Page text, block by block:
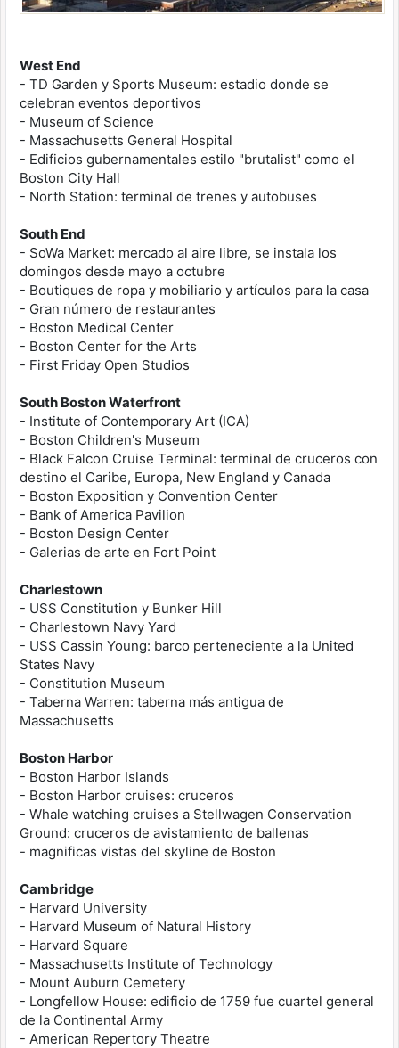
West End
- TD Garden y Sports Museum: estadio donde se
celebran eventos deportivos
- Museum of Science
- Massachusetts General Hospital
- Edificios gubernamentales estilo "brutalist" como el
Boston City Hall
- North Station: terminal de trenes y autobuses
South End
- SoWa Market: mercado al aire libre, se instala los
domingos desde mayo a octubre
- Boutiques de ropa y mobiliario y artículos para la casa
- Gran número de restaurantes
- Boston Medical Center
- Boston Center for the Arts
- First Friday Open Studios
South Boston Waterfront
- Institute of Contemporary Art (ICA)
- Boston Children's Museum
- Black Falcon Cruise Terminal: terminal de cruceros con
destino el Caribe, Europa, New England y Canada
- Boston Exposition y Convention Center
- Bank of America Pavilion
- Boston Design Center
- Galerias de arte en Fort Point
Charlestown
- USS Constitution y Bunker Hill
- Charlestown Navy Yard
- USS Cassin Young: barco perteneciente a la United
States Navy
- Constitution Museum
- Taberna Warren: taberna más antigua de
Massachusetts
Boston Harbor
- Boston Harbor Islands
- Boston Harbor cruises: cruceros
- Whale watching cruises a Stellwagen Conservation
Ground: cruceros de avistamiento de ballenas
- magnificas vistas del skyline de Boston
Cambridge
- Harvard University
- Harvard Museum of Natural History
- Harvard Square
- Massachusetts Institute of Technology
- Mount Auburn Cemetery
- Longfellow House: edificio de 1759 fue cuartel general
de la Continental Army
- American Repertory Theatre